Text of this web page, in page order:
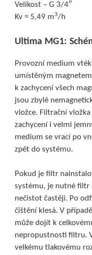
Velikost – G 3/4″
Kv = 5,49 m3/h
Ultima MG1:
Provozní medium
umístěným
k zachycení všech
jsou zbylé
vložce. Filtrační
zachycení i velmi
medium se vrací po
zpět do systému.
Pokud je filtr
systému, je nutné
nečistot častěji. Po
čištění klesá. V
může dojít k
nepropustnosti filtru.
velkému tlakovému